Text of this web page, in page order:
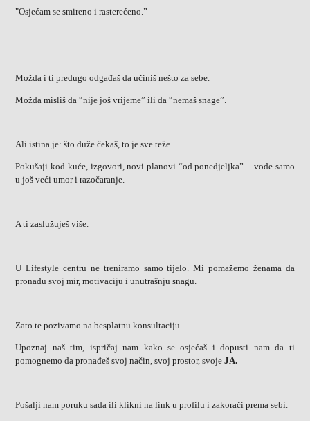
"Osjećam se smireno i rasterećeno.”
Možda i ti predugo odgađaš da učiniš nešto za sebe.
Možda misliš da “nije još vrijeme” ili da “nemaš snage”.
Ali istina je: što duže čekaš, to je sve teže.
Pokušaji kod kuće, izgovori, novi planovi “od ponedjeljka” – vode samo
u još veći umor i razočaranje.
A ti zaslužuješ više.
U Lifestyle centru ne treniramo samo tijelo. Mi pomažemo ženama da
pronađu svoj mir, motivaciju i unutrašnju snagu.
Zato te pozivamo na besplatnu konsultaciju.
Upoznaj naš tim, ispričaj nam kako se osjećaš i dopusti nam da ti
pomognemo da pronađeš svoj način, svoj prostor, svojeJA.
Pošalji nam poruku sada ili klikni na link u profilu i zakorači prema sebi.